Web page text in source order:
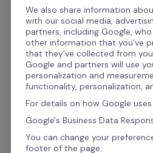
Cursos
Digitalización
con expertos
Un workshop práctico para
cansaron de hacer lo
We also share information
with our social media,
partners, including Google,
other information that you've
that they've collected from
Google and partners will use
personalization and
functionality, personalization,
For details on how Google
Google's Business Data
You can change your
footer of the page.